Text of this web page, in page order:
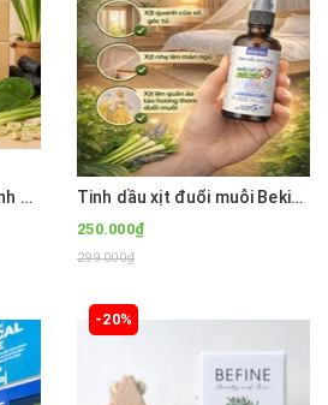
(Tặng Túi) Xà Bông Ủ Lạnh Tinh Dầu Thiên Nhiên BEFINE GREEN 100g (Sả Chanh, Than Tre, Cam Nghệ...) Tinh dầu xịt đuổi muỗi Bekids 50ml- Lưu hương bền lâu tới 6h
250.000₫
299.000₫
-20%